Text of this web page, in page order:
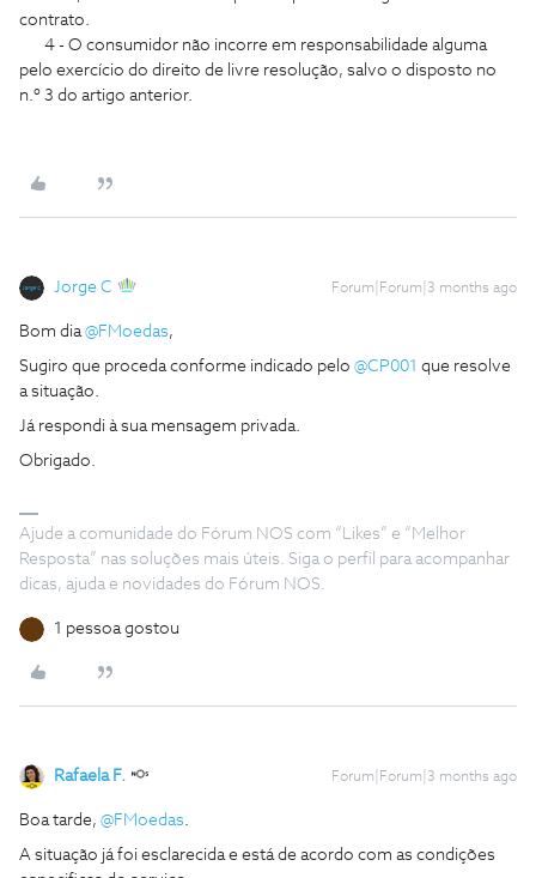
contrato.
4 - O consumidor não incorre em responsabilidade alguma
pelo exercício do direito de livre resolução, salvo o disposto no
n.º 3 do artigo anterior.
Jorge C Forum|Forum|3 months ago
Bom dia ​@FMoedas,
Sugiro que proceda conforme indicado pelo ​ @CP001 que resolve
a situação.
Já respondi à sua mensagem privada.
Obrigado.
Ajude a comunidade do Fórum NOS com “Likes” e “Melhor
Resposta” nas soluções mais úteis. Siga o perfil para acompanhar
dicas, ajuda e novidades do Fórum NOS.
1 pessoa gostou
Rafaela F. Forum|Forum|3 months ago
Boa tarde, ​ @FMoedas.
A situação já foi esclarecida e está de acordo com as condições